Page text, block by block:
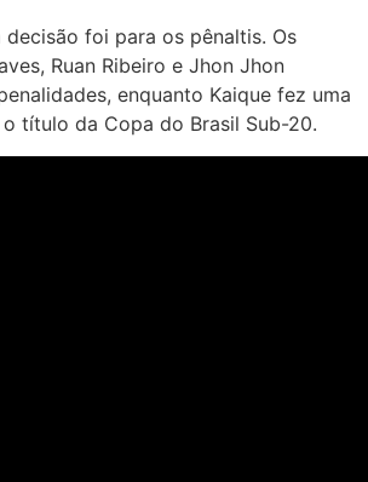
foi para os pênaltis. Os
Ruan Ribeiro e Jhon Jhon
enquanto Kaique fez uma
título da Copa do Brasil Sub-20.